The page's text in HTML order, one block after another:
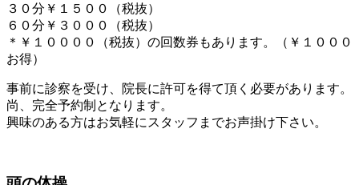
３０分￥１５００（税抜）
６０分￥３０００（税抜）
＊￥１００００（税抜）の回数券もあります。（￥１０００
お得）
事前に診察を受け、院長に許可を得て頂く必要があります。
尚、完全予約制となります。
興味のある方はお気軽にスタッフまでお声掛け下さい。